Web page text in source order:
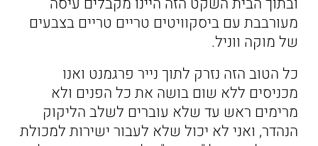
מעורבבת עם ביסקוויטים טריים טריים בצבעים
של מוקה ווניל.
כל הטוב הזה נזרק לתוך נייר פרגמנט ואנו
מכניסים ללא שום בושה את כל הפנים ולא
מרימים ראש עד שלא עוברים לשלב הליקוק
הנהדר, ואני לא יכול שלא לעבור ישירות למכולת